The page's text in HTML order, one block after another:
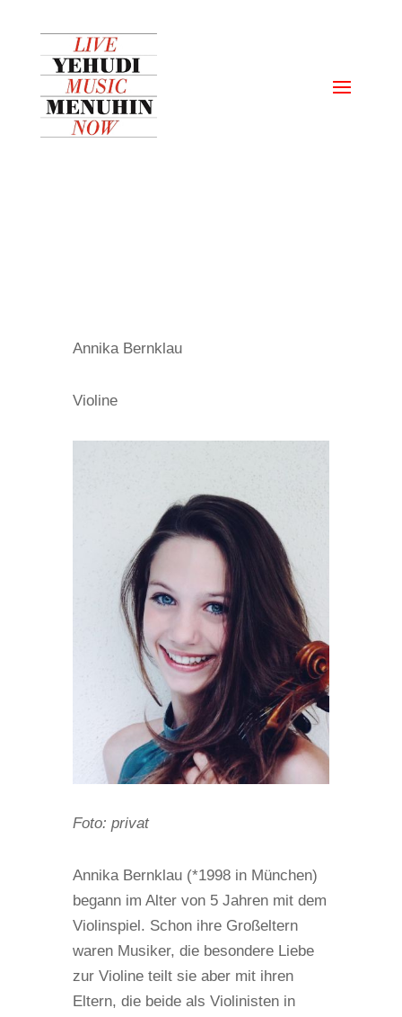
Annika Bernklau
Violine
Foto: privat
Annika Bernklau (*1998 in München)
begann im Alter von 5 Jahren mit dem
Violinspiel. Schon ihre Großeltern
waren Musiker, die besondere Liebe
zur Violine teilt sie aber mit ihren
Eltern, die beide als Violinisten in